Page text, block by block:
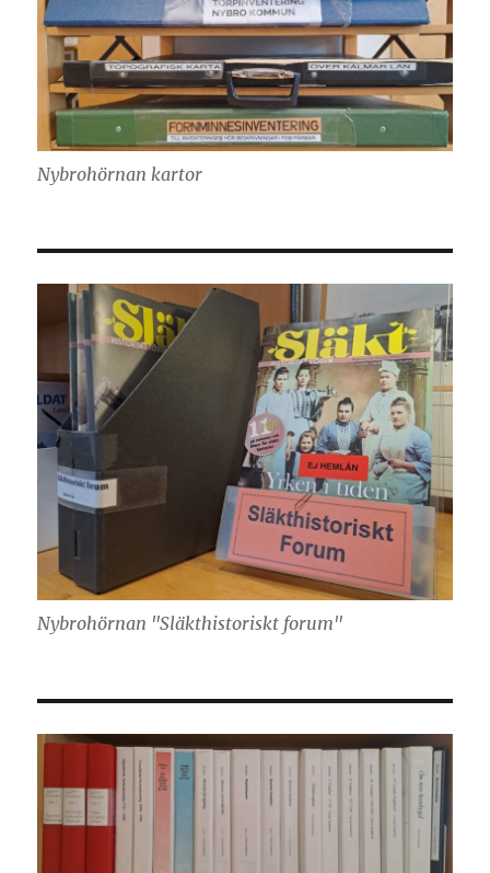
Nybrohörnan kartor
Nybrohörnan "Släkthistoriskt forum"